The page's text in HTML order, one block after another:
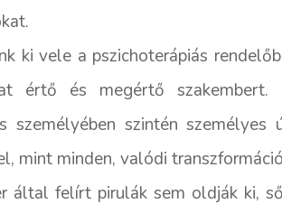
ki vele a pszichoterápiás
értő és megértő
személyében szintén
mint minden, valódi
által felírt pirulák sem oldják ki,